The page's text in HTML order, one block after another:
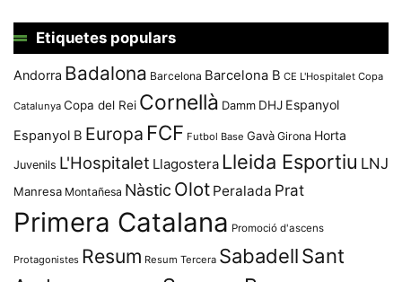
Etiquetes populars
Andorra Badalona Barcelona Barcelona B CE L'Hospitalet Copa
Catalunya Copa del Rei Cornellà Damm DHJ Espanyol
Espanyol B Europa FCF Futbol Base Gavà Girona Horta
Juvenils L'Hospitalet Llagostera Lleida Esportiu LNJ
Manresa Montañesa Nàstic Olot Peralada Prat
Primera Catalana Promoció d'ascens
Protagonistes Resum Resum Tercera SabadellSant